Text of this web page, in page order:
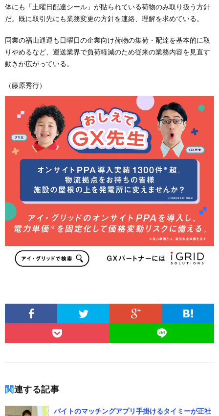
体にも「土曜日配達シール」が貼られている荷物のみ取り扱う方針
だ。既に取引先にも業務変更の方針を連絡、理解を求めている。
同業の福山通運も日曜日の企業向け荷物の集荷・配達を基本的に取
りやめるなど、運送業界で負荷軽減のため従来の業務内容を見直す
動きが広がっている。
（藤原秀行）
関連する記事
バイトのマッチングアプリ手掛けるタイミーが正社